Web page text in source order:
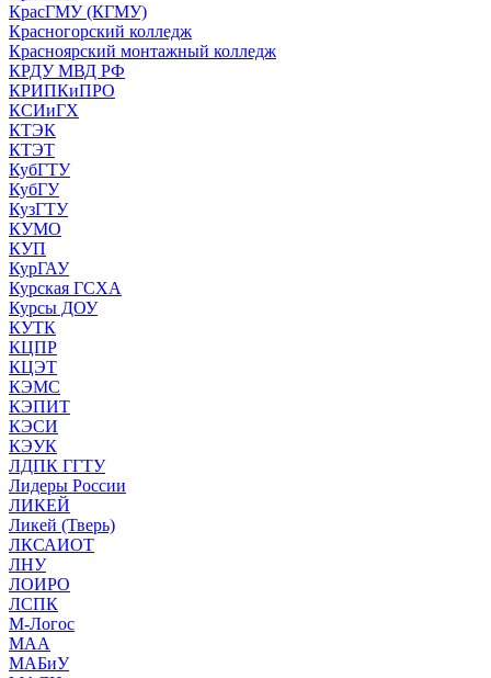
КрасГМУ (КГМУ)
Красногорский колледж
Красноярский монтажный колледж
КРДУ МВД РФ
КРИПКиПРО
КСИиГХ
КТЭК
КТЭТ
КубГТУ
КубГУ
КузГТУ
КУМО
КУП
КурГАУ
Курская ГСХА
Курсы ДОУ
КУТК
КЦПР
КЦЭТ
КЭМС
КЭПИТ
КЭСИ
КЭУК
ЛДПК ГГТУ
Лидеры России
ЛИКЕЙ
Ликей (Тверь)
ЛКСАИОТ
ЛНУ
ЛОИРО
ЛСПК
М-Логос
МАА
МАБиУ